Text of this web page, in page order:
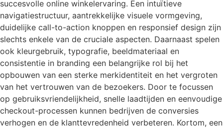
succesvolle online winkelervaring. Een intuïtieve
navigatiestructuur, aantrekkelijke visuele vormgeving,
duidelijke call-to-action knoppen en responsief design zijn
slechts enkele van de cruciale aspecten. Daarnaast spelen
ook kleurgebruik, typografie, beeldmateriaal en
consistentie in branding een belangrijke rol bij het
opbouwen van een sterke merkidentiteit en het vergroten
van het vertrouwen van de bezoekers. Door te focussen
op gebruiksvriendelijkheid, snelle laadtijden en eenvoudige
checkout-processen kunnen bedrijven de conversies
verhogen en de klanttevredenheid verbeteren. Kortom, een